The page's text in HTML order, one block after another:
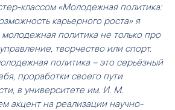
классом «Молодежная политика:
карьерного роста» я
молодежная политика не только про
творчество или спорт.
политика – это серьёзный
проработки своего пути
в университете им. И. М.
акцент на реализации научно-